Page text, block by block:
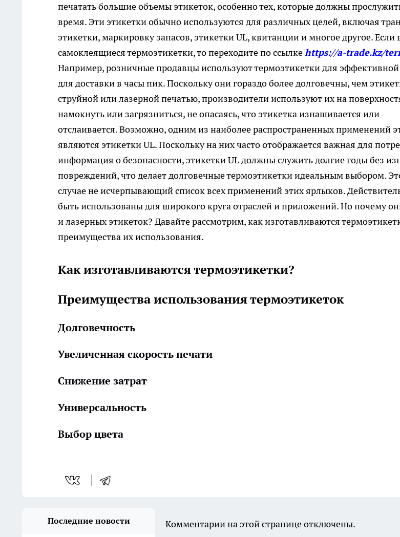
печатать большие объемы этикеток, особенно тех, которые должны
время. Эти этикетки обычно используются для различных целей, включая
этикетки, маркировку запасов, этикетки UL, квитанции и многое другое. Если
самоклеящиеся термоэтикетки, то переходите по ссылкеhttps://a-trade.kz/
Например, розничные продавцы используют термоэтикетки для эффективной
для доставки в часы пик. Поскольку они гораздо более долговечны, чем
струйной или лазерной печатью, производители используют их на
намокнуть или загрязниться, не опасаясь, что этикетка изнашивается или
отслаивается. Возможно, одним из наиболее распространенных применений
являются этикетки UL. Поскольку на них часто отображается важная для
информация о безопасности, этикетки UL должны служить долгие годы без
повреждений, что делает долговечные термоэтикетки идеальным выбором.
случае не исчерпывающий список всех применений этих ярлыков.
быть использованы для широкого круга отраслей и приложений. Но почему
и лазерных этикеток? Давайте рассмотрим, как изготавливаются
преимущества их использования.
Как изготавливаются термоэтикетки?
Преимущества использования термоэтикеток
Долговечность
Увеличенная скорость печати
Снижение затрат
Универсальность
Выбор цвета
Последние новости Комментарии на этой странице отключены.